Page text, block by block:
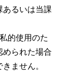
あるいは当課
的使用のた
められた場合
ません。